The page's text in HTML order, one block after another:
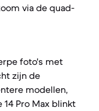
via de quad-
foto's met
zijn de
modellen,
Pro Max blinkt